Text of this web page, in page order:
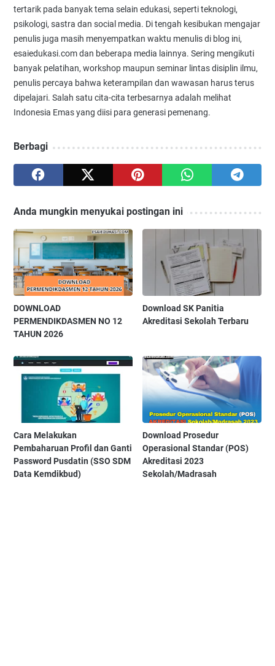
tertarik pada banyak tema selain edukasi, seperti teknologi,
psikologi, sastra dan social media. Di tengah kesibukan mengajar
penulis juga masih menyempatkan waktu menulis di blog ini,
esaiedukasi.com dan beberapa media lainnya. Sering mengikuti
banyak pelatihan, workshop maupun seminar lintas disiplin ilmu,
penulis percaya bahwa keterampilan dan wawasan harus terus
dipelajari. Salah satu cita-cita terbesarnya adalah melihat
Indonesia Emas yang diisi para generasi pemenang.
Berbagi
Anda mungkin menyukai postingan ini
DOWNLOAD
PERMENDIKDASMEN NO 12
TAHUN 2026
Download SK Panitia
Akreditasi Sekolah Terbaru
Cara Melakukan
Pembaharuan Profil dan Ganti
Password Pusdatin (SSO SDM
Data Kemdikbud)
Download Prosedur
Operasional Standar (POS)
Akreditasi 2023
Sekolah/Madrasah